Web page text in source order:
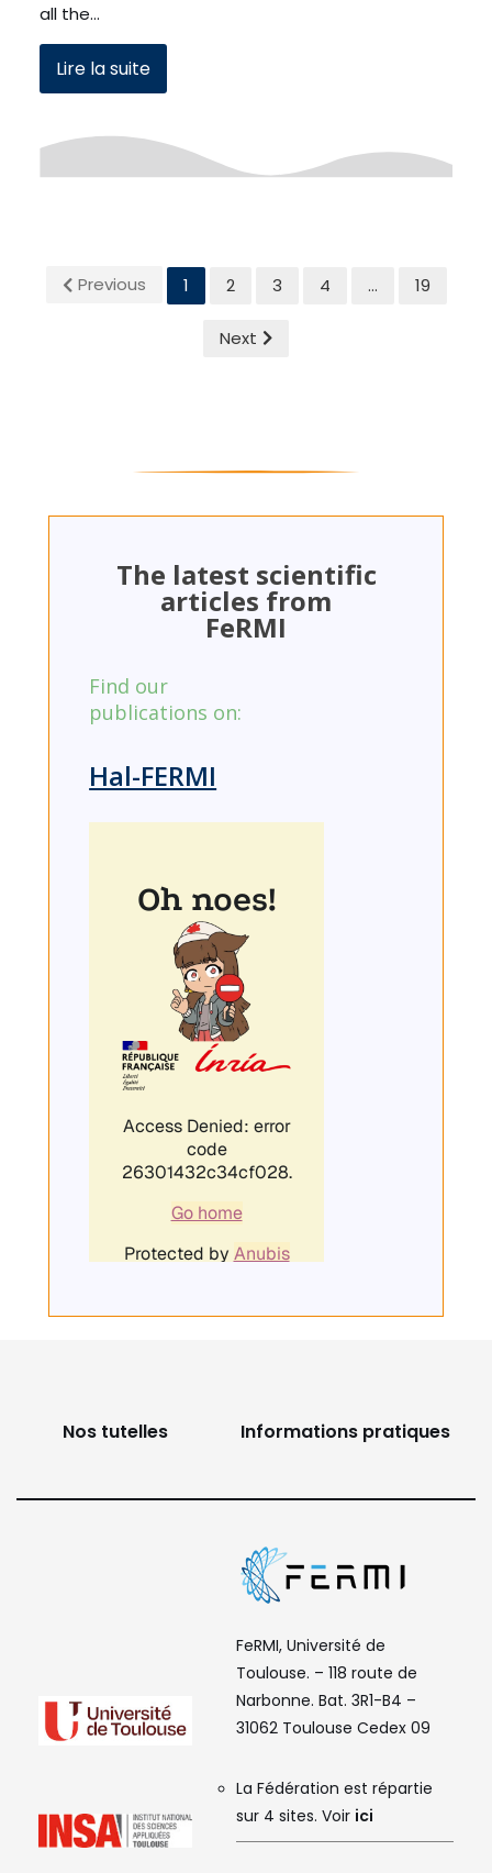
all the…
Lire la suite
Previous 1 2 3 4 … 19
Next
The latest scientific
articles from
FeRMI
Find our
publications on:
Hal-FERMI
Nos tutelles Informations pratiques
FeRMI, Université de
Toulouse. – 118 route de
Narbonne. Bat. 3R1-B4 –
31062 Toulouse Cedex 09
La Fédération est répartie
sur 4 sites. Voir ici